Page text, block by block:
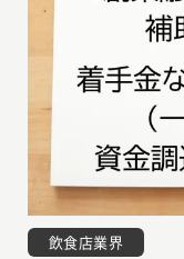
飲食店業界